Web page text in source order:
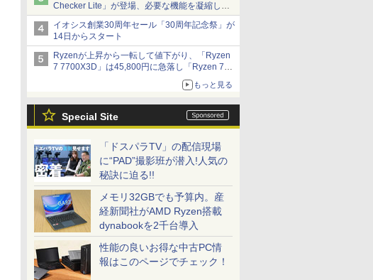
Checker Lite」が登場、必要な機能を凝縮しコ
ンパクトに 7日発売
イオシス創業30周年セール「30周年記念祭」が
14日からスタート
Ryzenが上昇から一転して値下がり、「Ryzen
7 7700X3D」は45,800円に急落し「Ryzen 7
7800X3D」との価格逆転解消 [8月前半のCPU
もっと見る
Special Site
「ドスパラTV」の配信現場
に“PAD”撮影班が潜入!人気の
秘訣に迫る!!
メモリ32GBでも予算内。産
経新聞社がAMD Ryzen搭載
dynabookを2千台導入
性能の良いお得な中古PC情
報はこのページでチェック！